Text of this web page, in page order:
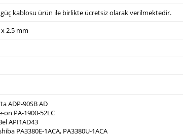
güç kablosu ürün ile birlikte ücretsiz olarak verilmektedir.
x 2.5 mm
ADP-90SB AD
on PA-1900-52LC
API1AD43
PA3380E-1ACA, PA3380U-1ACA